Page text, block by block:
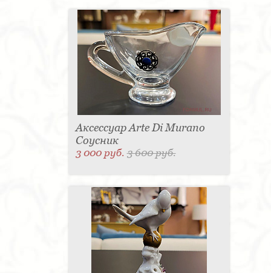
Аксессуар Arte Di Murano
Соусник
3 000 руб.3 600 руб.